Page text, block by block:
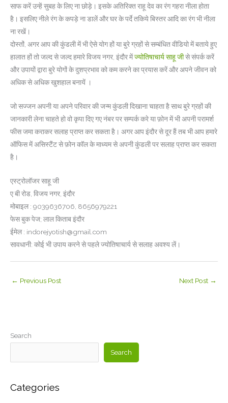
साफ करें उन्हें सुबह के लिए ना छोड़े। इसके अतिरिक्त राहू देव का रंग गहरा नीला होता
है। इसलिए नीले रंग के कपड़े ना डालें और घर के पर्दे तकिये बिस्तर आदि का रंग भी नीला
ना रखें।
दोस्तों, अगर आप की कुंडली में भी ऐसे योग हों या बुरे ग्रहों से सम्बंधित वीडियो में बताये हुए
हालात हों तो जल्द से जल्द हमारे विजय नगर, इंदौर मेंज्योतिषाचार्य साहू जीसे संपर्क करें
और उपायों द्वारा बुरे योगों के दुशप्रभाव को कम करने का प्रयास करें और अपने जीवन को
अधिक से अधिक खुशहाल बनायें ।
जो सज्जन अपनी या अपने परिवार की जन्म कुंडली दिखाना चाहता है साथ बुरे ग्रहों की
जानकारी लेना चाहते हो वो कृपा दिए गए नंबर पर सम्पर्क करे या फ़ोन में भी अपनी परामर्श
फीस जमा कराकर सलाह प्राप्त कर सकता है। अगर आप इंदौर से दूर हैं तब भी आप हमारे
ऑफिस में असिस्टैंट से फ़ोन कॉल के माध्यम से अपनी कुंडली पर सलाह प्राप्त कर सकता
है।
एस्ट्रोलॉजर साहू जी
ए बी रोड, विजय नगर, इंदौर
मोबाइल : 9039636706, 8656979221
फेस बुक पेज; लाल किताब इंदौर
ईमेल : indorejyotish@gmail.com
सावधानी: कोई भी उपाय करने से पहले ज्योतिषाचार्य से सलाह अवश्य लें।
← Previous Post Next Post →
Search
Search
Categories